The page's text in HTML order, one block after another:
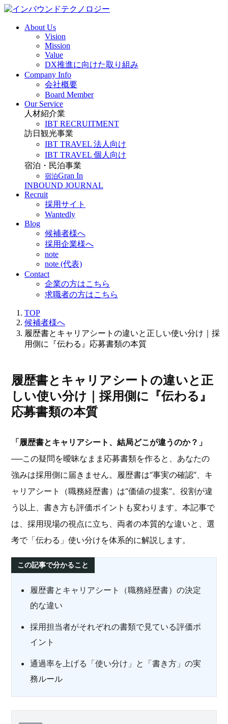
About Us
Vision
Mission
Value
DX推進に向けた取り組み
Company Info
会社概要
Board Member
Our Service
人材紹介業
IBT RECRUITMENT
訪日観光事業
IBT TRAVEL 法人向け
IBT TRAVEL 個人向け
宿泊・民泊事業
宿泊Gran In
INBOUND JOURNAL
Recruit
採用サイト
Wantedly
Blog
候補者様へ
採用企業様へ
note
note (代表)
Contact
企業の方はこちら
求職者の方はこちら
TOP
候補者様へ
履歴書とキャリアシートの違いと正しい使い分け｜採
用側に『伝わる』応募書類の本質
履歴書とキャリアシートの違いと正
しい使い分け｜採用側に『伝わる』
応募書類の本質
「履歴書とキャリアシート、結局どこが違うのか？」
──この疑問を曖昧なまま応募書類を作ると、あなたの
強みは採用側に届きません。履歴書は“事実の確認”、キ
ャリアシート（職務経歴書）は“価値の提案”。役割が違
う以上、書き方も評価ポイントも変わります。本記事で
は、採用現場の視点に立ち、両者の本質的な違いと、選
考で「伝わる」使い分けを体系的に解説します。
この記事で分かること
履歴書とキャリアシート（職務経歴書）の決定
的な違い
採用担当者がそれぞれの書類で見ている評価ポ
イント
通過率を上げる「使い分け」と「書き方」の実
務ルール